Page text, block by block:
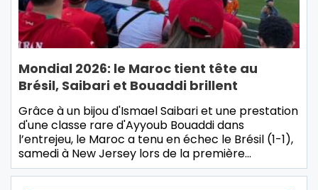
Mondial 2026: le Maroc tient tête au
Brésil, Saibari et Bouaddi brillent
Grâce à un bijou d'Ismael Saibari et une prestation
d'une classe rare d'Ayyoub Bouaddi dans
l’entrejeu, le Maroc a tenu en échec le Brésil (1-1),
samedi à New Jersey lors de la première…